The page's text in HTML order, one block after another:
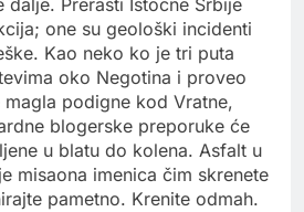
dalje. Prerasti Istočne Srbije
one su geološki incidenti
Kao neko ko je tri puta
oko Negotina i proveo
podigne kod Vratne,
blogerske preporuke će
u blatu do kolena. Asfalt u
misaona imenica čim skrenete
pametno. Krenite odmah.